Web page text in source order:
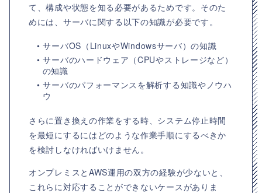
て、構成や状態を知る必要があるためです。そのた
めには、サーバに関する以下の知識が必要です。
• サーバOS（LinuxやWindowsサーバ）の知識
• サーバのハードウェア（CPUやストレージなど）
の知識
• サーバのパフォーマンスを解析する知識やノウハ
ウ
さらに置き換えの作業をする時、システム停止時間
を最短にするにはどのような作業手順にするべきか
を検討しなければいけません。
オンプレミスとAWS運用の双方の経験が少ないと、
これらに対応することができないケースがありま